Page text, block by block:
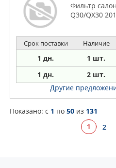
Фильтр
Q30/QX30
Срок поставки Наличие
1 дн. 1 шт.
1 дн. 2 шт.
Другие
Показано: c 1 по 50 из 131
1
2